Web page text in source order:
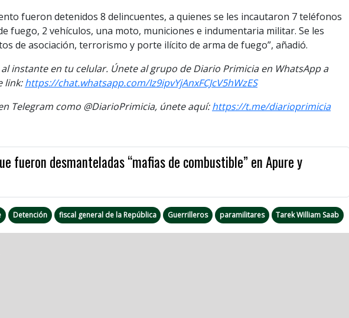
fueron detenidos 8 delincuentes, a quienes se les incautaron 7 teléfonos
fuego, 2 vehículos, una moto, municiones e indumentaria militar. Se les
de asociación, terrorismo y porte ilícito de arma de fuego”, añadió.
instante en tu celular. Únete al grupo de Diario Primicia en WhatsApp a
link:https://chat.whatsapp.com/Iz9ipvYjAnxFCJcV5hWzES
Telegram como @DiarioPrimicia, únete aquí:https://t.me/diarioprimicia
fueron desmanteladas “mafias de combustible” en Apure y
Detención fiscal general de la República Guerrilleros paramilitares Tarek William Saab